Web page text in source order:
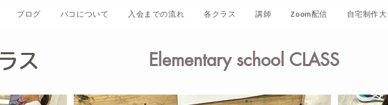
ブログ パコについて 入会までの流れ 各クラス 講師 Zoom配信 自宅制作
ス Elementary school CLASS